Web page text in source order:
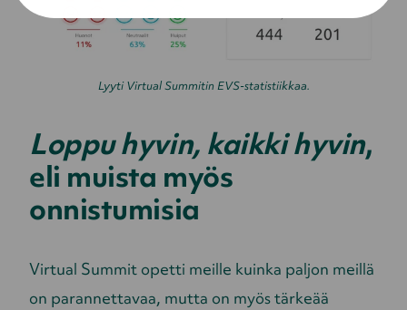
Lyyti Virtual Summitin EVS-statistiikkaa.
Loppu hyvin, kaikki hyvin,
eli muista myös
onnistumisia
Virtual Summit opetti meille kuinka paljon meillä
on parannettavaa, mutta on myös tärkeää